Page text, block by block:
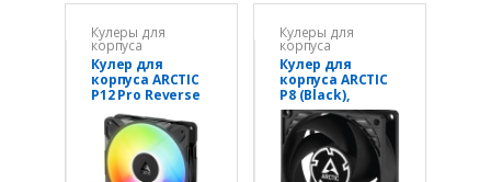
Кулеры для
корпуса
Кулер для
корпуса ARCTIC
P12 Pro Reverse
A-RGB (Black),
ACFAN00322A,
12cm, 600-
3000rpm, 4Pin,
Fluid
Кулеры для
корпуса
Кулер для
корпуса ARCTIC
P8 (Black),
ACFAN00147A,
8cm, 3000rpm,
3Pin, Fluid
Dynamic Bearing